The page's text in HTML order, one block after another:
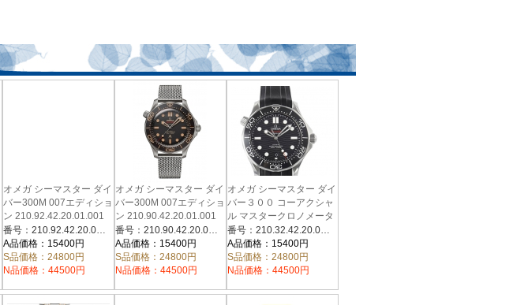
オメガ シーマスター ダイ
バー300M 007エディショ
ン 210.92.42.20.01.001
番号：210.92.42.20.01.001
A品価格：15400円
S品価格：24800円
N品価格：44500円
オメガ シーマスター ダイ
バー300M 007エディショ
ン 210.90.42.20.01.001
番号：210.90.42.20.01.001
A品価格：15400円
S品価格：24800円
N品価格：44500円
オメガ シーマスター ダイ
バー３００ コーアクシャ
ル マスタークロノメータ
ー 210.32.42.20.01.001番号：210.32.42.20.01.001
A品価格：15400円
S品価格：24800円
N品価格：44500円